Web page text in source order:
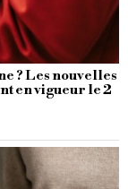
? Les nouvelles
en vigueur le 2